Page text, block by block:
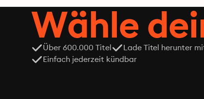
Wähle
Über 600.000 Titel Lade Titel herunter
Einfach jederzeit kündbar